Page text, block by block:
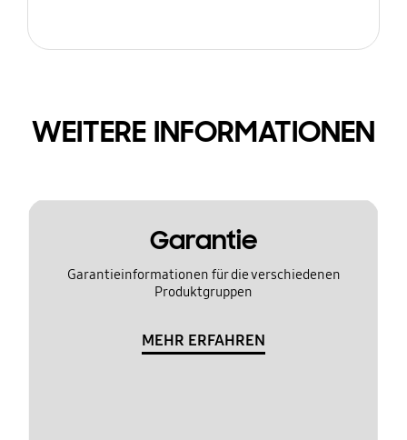
WEITERE INFORMATIONEN
Garantie
Garantieinformationen für die verschiedenen
Produktgruppen
MEHR ERFAHREN